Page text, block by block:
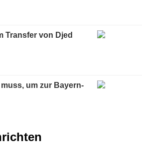
Transfer von Djed
um zur Bayern-